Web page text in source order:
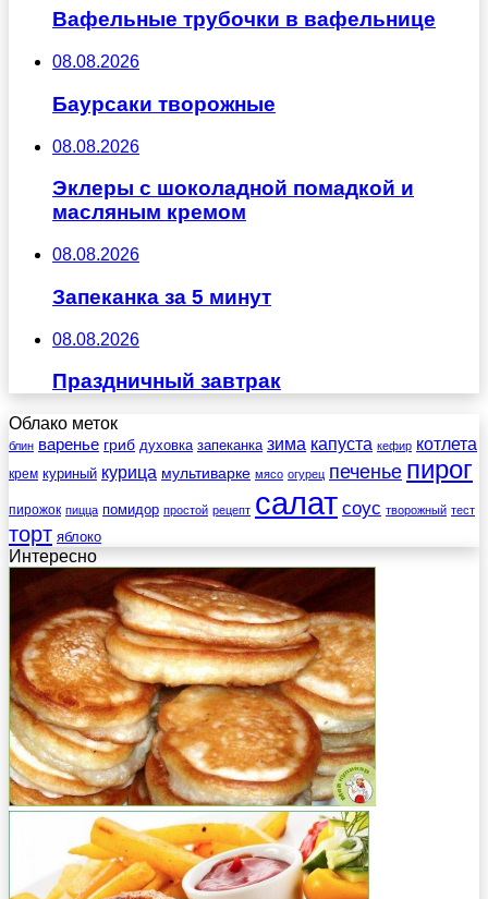
Вафельные трубочки в вафельнице
08.08.2026
Баурсаки творожные
08.08.2026
Эклеры с шоколадной помадкой и
масляным кремом
08.08.2026
Запеканка за 5 минут
08.08.2026
Праздничный завтрак
Облако меток
блин варенье гриб духовка запеканка зима капуста кефир котлета
крем куриный курица мультиварке мясо огурец печенье пирог
пирожок пицца помидор простой рецепт салат соус творожный тест
торт яблоко
Интересно